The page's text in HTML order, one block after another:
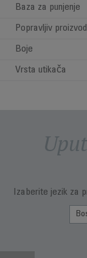
Baza za punjenje
Popravljiv proizvod
Boje
Vrsta utikača
Izaberite jezik za